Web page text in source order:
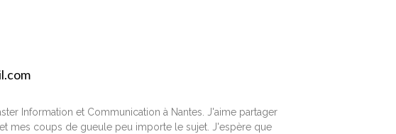
Information et Communication à Nantes. J'aime partager
mes coups de gueule peu importe le sujet. J'espère que